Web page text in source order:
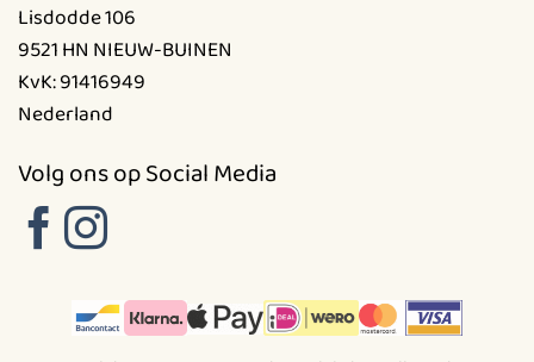
Lisdodde 106
9521 HN NIEUW-BUINEN
KvK: 91416949
Nederland
Volg ons op Social Media